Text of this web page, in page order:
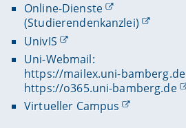
Online-Dienste
(Studierendenkanzlei)
UnivIS
Uni-Webmail:
https://mailex.uni-bamberg.de
https://o365.uni-bamberg.de
Virtueller Campus